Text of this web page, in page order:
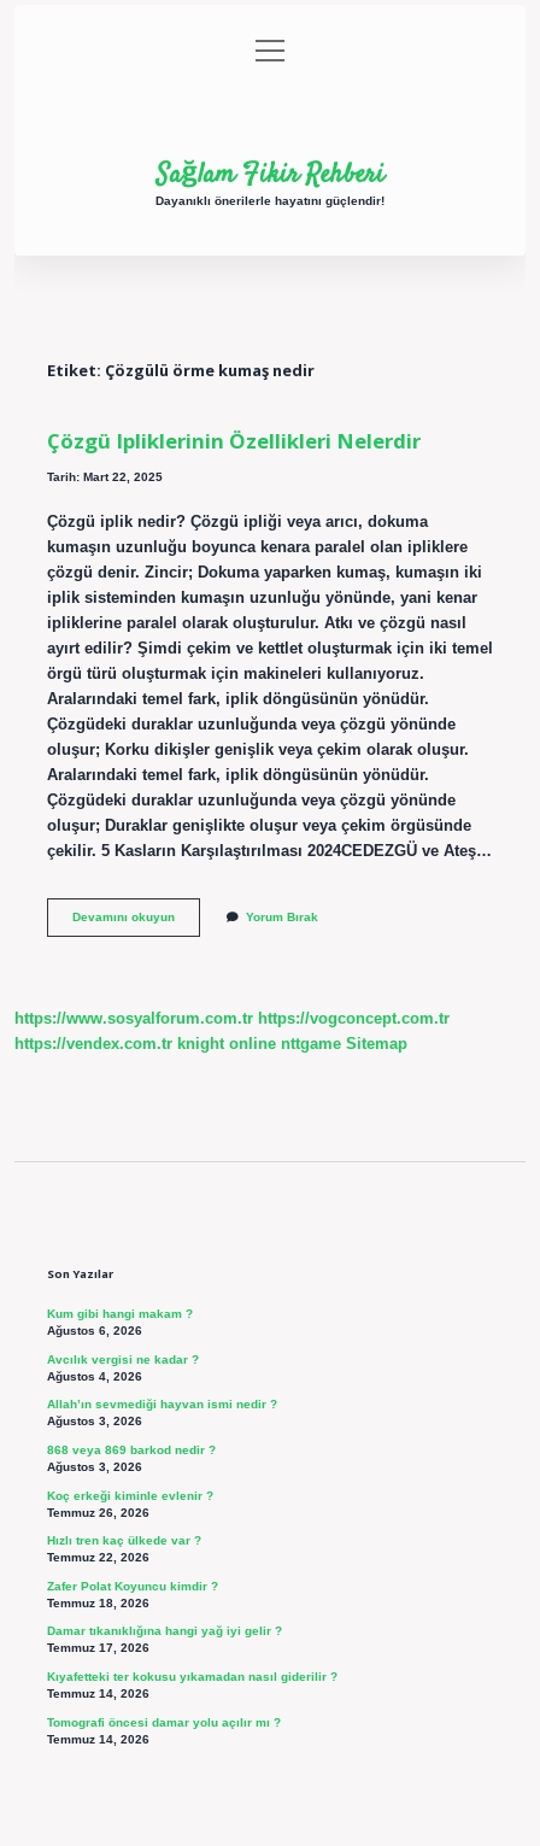
Gizlilik Politikası
menüyü
aç
Sağlam Fikir Rehberi
Dayanıklı önerilerle hayatını güçlendir!
Etiket: Çözgülü örme kumaş nedir
Çözgü Ipliklerinin Özellikleri Nelerdir
Tarih: Mart 22, 2025
Çözgü iplik nedir? Çözgü ipliği veya arıcı, dokuma
kumaşın uzunluğu boyunca kenara paralel olan ipliklere
çözgü denir. Zincir; Dokuma yaparken kumaş, kumaşın iki
iplik sisteminden kumaşın uzunluğu yönünde, yani kenar
ipliklerine paralel olarak oluşturulur. Atkı ve çözgü nasıl
ayırt edilir? Şimdi çekim ve kettlet oluşturmak için iki temel
örgü türü oluşturmak için makineleri kullanıyoruz.
Aralarındaki temel fark, iplik döngüsünün yönüdür.
Çözgüdeki duraklar uzunluğunda veya çözgü yönünde
oluşur; Korku dikişler genişlik veya çekim olarak oluşur.
Aralarındaki temel fark, iplik döngüsünün yönüdür.
Çözgüdeki duraklar uzunluğunda veya çözgü yönünde
oluşur; Duraklar genişlikte oluşur veya çekim örgüsünde
çekilir. 5 Kasların Karşılaştırılması 2024CEDEZGÜ ve Ateş…
Devamını okuyunÇözgü
Yorum Bırak
https://www.sosyalforum.com.tr https://vogconcept.com.tr
https://vendex.com.tr knight online nttgame Sitemap
Son Yazılar
Kum gibi hangi makam ?
Ağustos 6, 2026
Avcılık vergisi ne kadar ?
Ağustos 4, 2026
Allah’ın sevmediği hayvan ismi nedir ?
Ağustos 3, 2026
868 veya 869 barkod nedir ?
Ağustos 3, 2026
Koç erkeği kiminle evlenir ?
Temmuz 26, 2026
Hızlı tren kaç ülkede var ?
Temmuz 22, 2026
Zafer Polat Koyuncu kimdir ?
Temmuz 18, 2026
Damar tıkanıklığına hangi yağ iyi gelir ?
Temmuz 17, 2026
Kıyafetteki ter kokusu yıkamadan nasıl giderilir ?
Temmuz 14, 2026
Tomografi öncesi damar yolu açılır mı ?
Temmuz 14, 2026